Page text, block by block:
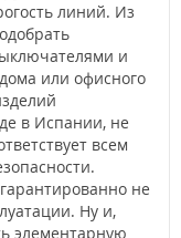
линий. Из
и
или офисного
в Испании, не
всем
не
Ну и,
элементарную